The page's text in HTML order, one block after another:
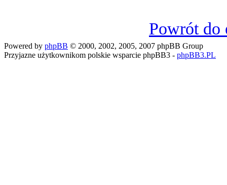
Powrót do
Powered by phpBB © 2000, 2002, 2005, 2007 phpBB Group
Przyjazne użytkownikom polskie wsparcie phpBB3 - phpBB3.PL